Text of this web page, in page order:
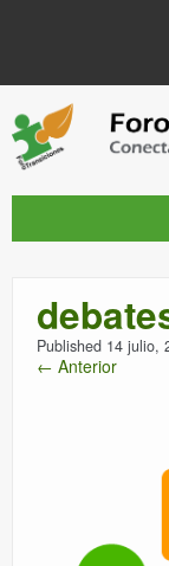
QUIÉNES
Published 14 julio,
← Anterior